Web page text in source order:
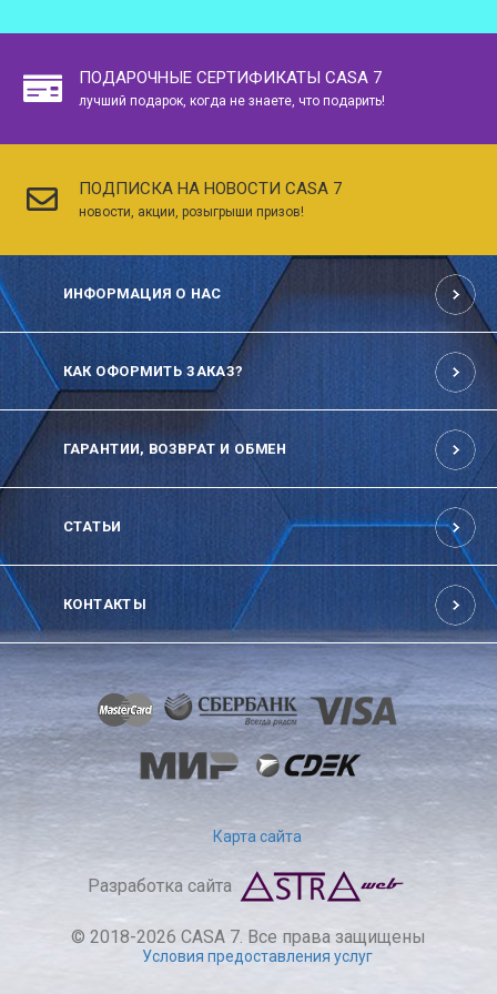
ПОДАРОЧНЫЕ СЕРТИФИКАТЫ CASA 7
лучший подарок, когда не знаете, что подарить!
ПОДПИСКА НА НОВОСТИ CASA 7
новости, акции, розыгрыши призов!
ИНФОРМАЦИЯ О НАС
КАК ОФОРМИТЬ ЗАКАЗ?
ГАРАНТИИ, ВОЗВРАТ И ОБМЕН
СТАТЬИ
КОНТАКТЫ
Карта сайта
Разработка сайта
© 2018-2026 CASA 7. Все права защищены
Условия предоставления услуг